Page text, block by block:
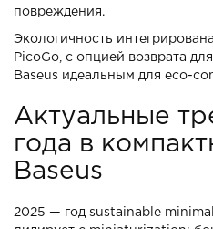
повреждения.
Экологичность
PicoGo, с опцией возврата
Baseus идеальным для eco-
Актуальные
года в
Baseus
2025 — год sustainable